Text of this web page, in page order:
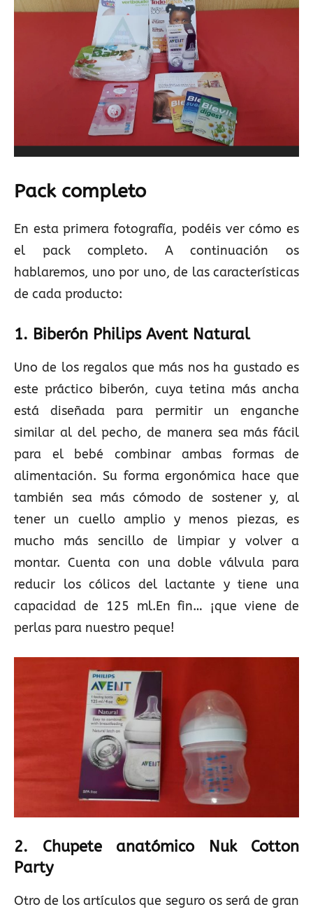
Pack completo
En esta primera fotografía, podéis ver cómo es
el pack completo. A continuación os
hablaremos, uno por uno, de las características
de cada producto:
1. Biberón Philips Avent Natural
Uno de los regalos que más nos ha gustado es
este práctico biberón, cuya tetina más ancha
está diseñada para permitir un enganche
similar al del pecho, de manera sea más fácil
para el bebé combinar ambas formas de
alimentación. Su forma ergonómica hace que
también sea más cómodo de sostener y, al
tener un cuello amplio y menos piezas, es
mucho más sencillo de limpiar y volver a
montar. Cuenta con una doble válvula para
reducir los cólicos del lactante y tiene una
capacidad de 125 ml.En fin… ¡que viene de
perlas para nuestro peque!
2. Chupete anatómico Nuk Cotton
Party
Otro de los artículos que seguro os será de gran